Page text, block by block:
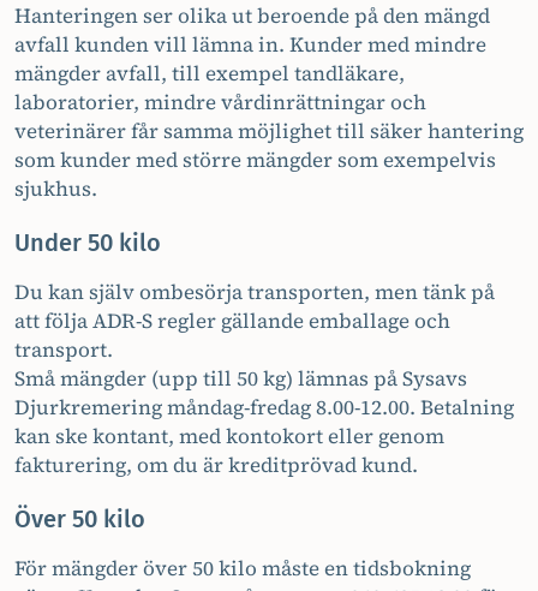
Hanteringen ser olika ut beroende på den mängd
avfall kunden vill lämna in. Kunder med mindre
mängder avfall, till exempel tandläkare,
laboratorier, mindre vårdinrättningar och
veterinärer får samma möjlighet till säker hantering
som kunder med större mängder som exempelvis
sjukhus.
Under 50 kilo
Du kan själv ombesörja transporten, men tänk på
att följa ADR-S regler gällande emballage och
transport.
Små mängder (upp till 50 kg) lämnas på Sysavs
Djurkremering måndag-fredag 8.00-12.00. Betalning
kan ske kontant, med kontokort eller genom
fakturering, om du är kreditprövad kund.
Över 50 kilo
För mängder över 50 kilo måste en tidsbokning